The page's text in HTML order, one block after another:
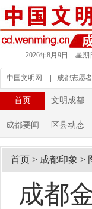
2026年8月9日 星期
中国文明网 成都志愿
首页 文明成都
成都要闻 区县动态
首页 > 成都印象 >
成都